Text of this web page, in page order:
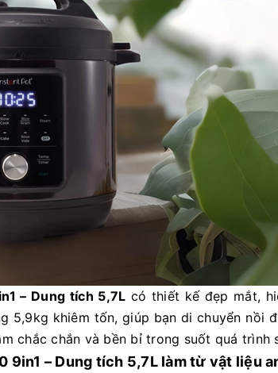
– Dung tích 5,7L có thiết kế đẹp mắt,
5,9kg khiêm tốn, giúp bạn di chuyển nồi
chắc chắn và bền bỉ trong suốt quá trình
9in1 – Dung tích 5,7L làm từ vật liệu